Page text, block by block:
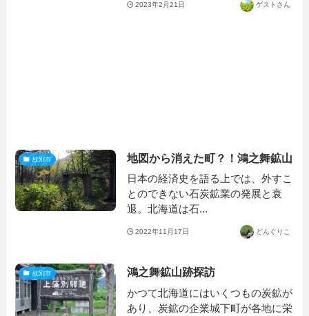
2023年2月21日 ゲストさん
紋別市 地図から消えた町？！鴻之舞鉱山
日本の経済史を語る上では、外すこ
とのできない石炭鉱業の発展と衰
退。北海道は石...
2022年11月17日 どんぐりこ
紋別市 鴻之舞鉱山跡探訪
かつて北海道にはいくつもの炭鉱が
あり、炭鉱の企業城下町が各地に栄